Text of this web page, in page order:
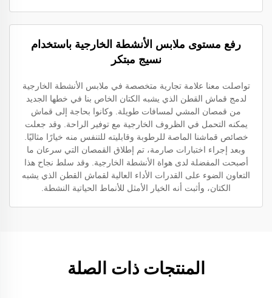
رفع مستوى ملابس الأنشطة الخارجية باستخدام
نسيج مبتكر
تواصلت معنا علامة تجارية متخصصة في ملابس الأنشطة الخارجية
لدمج قماش القطن الذي يشبه الكتان الخاص بنا في خطها الجديد
من قمصان المشي لمسافات طويلة. وكانوا بحاجة إلى قماش
يمكنه التحمل في الظروف الخارجية مع توفير الراحة. وقد جعلت
خصائص قماشنا الماصة للرطوبة وقابليته للتنفس منه خيارًا مثاليًا.
وبعد إجراء اختبارات صارمة، تم إطلاق القمصان التي سرعان ما
أصبحت المفضلة لدى هواة الأنشطة الخارجية. وقد سلط نجاح هذا
التعاون الضوء على القدرات الأداء العالية لقماش القطن الذي يشبه
الكتان، وأثبت أنه الخيار الأمثل للأنماط الحياتية النشطة.
المنتجات ذات الصلة